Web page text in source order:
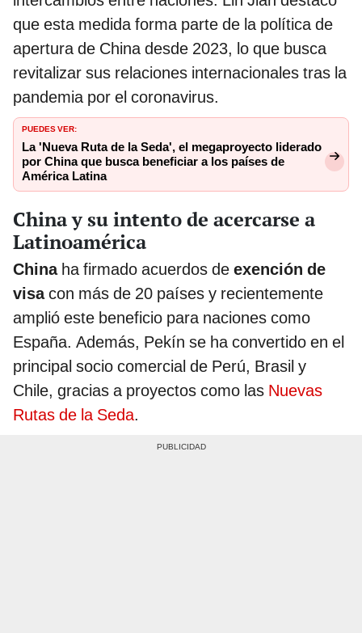
que esta medida forma parte de la política de
apertura de China desde 2023, lo que busca
revitalizar sus relaciones internacionales tras la
pandemia por el coronavirus.
PUEDES VER:
La 'Nueva Ruta de la Seda', el megaproyecto liderado
por China que busca beneficiar a los países de
América Latina
China y su intento de acercarse a
Latinoamérica
China ha firmado acuerdos de exención de
visacon más de 20 países y recientemente
amplió este beneficio para naciones como
España. Además, Pekín se ha convertido en el
principal socio comercial de Perú, Brasil y
Chile, gracias a proyectos como las Nuevas
Rutas de la Seda.